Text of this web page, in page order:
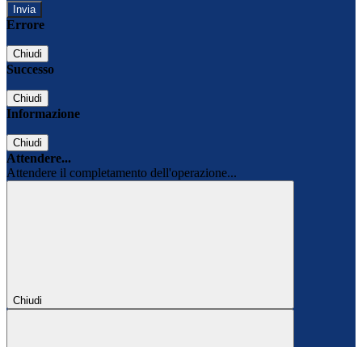
Errore
Chiudi
Successo
Chiudi
Informazione
Chiudi
Attendere...
Attendere il completamento dell'operazione...
Chiudi